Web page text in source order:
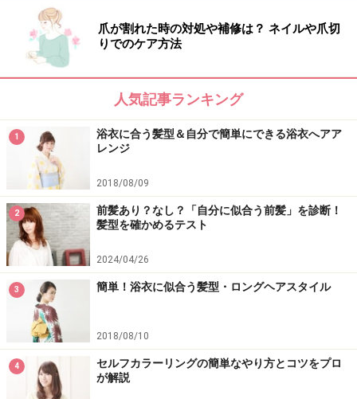
爪が割れた時の対処や補修は？ ネイルや爪切
りでのケア方法
人気記事ランキング
1
浴衣に合う髪型＆自分で簡単にできる浴衣へアア
レンジ
2018/08/09
2
前髪あり？なし？「自分に似合う前髪」を診断！
髪型を確かめるテスト
2024/04/26
3 簡単！浴衣に似合う髪型・ロングヘアスタイル
2018/08/10
4
セルフカラーリングの簡単なやり方とコツをプロ
が解説